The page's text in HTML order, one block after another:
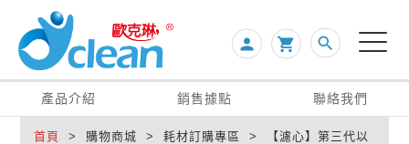
person  search
產品介紹 銷售據點 聯絡我們
首頁
> 購物商城 > 耗材訂購專區 > 【濾心】第三代以